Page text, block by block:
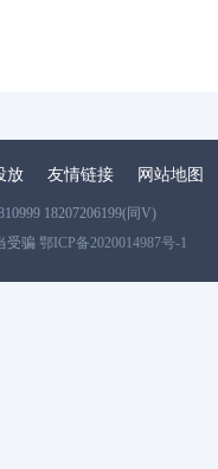
放 友情链接 网站地图
18207206199(同V)
受骗 鄂ICP备2020014987号-1